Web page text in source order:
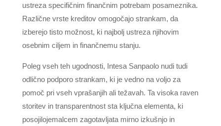
ustreza specifičnim finančnim potrebam posameznika.
Različne vrste kreditov omogočajo strankam, da
izberejo tisto možnost, ki najbolj ustreza njihovim
osebnim ciljem in finančnemu stanju.
Poleg vseh teh ugodnosti, Intesa Sanpaolo nudi tudi
odlično podporo strankam, ki je vedno na voljo za
pomoč pri vseh vprašanjih ali težavah. Ta visoka raven
storitev in transparentnost sta ključna elementa, ki
posojilojemalcem zagotavljata mirno izkušnjo in